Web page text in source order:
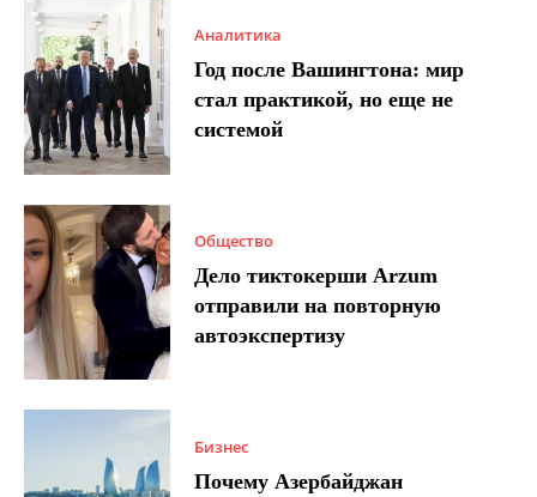
Аналитика
Год после Вашингтона: мир
стал практикой, но еще не
системой
Общество
Дело тиктокерши Arzum
отправили на повторную
автоэкспертизу
Бизнес
Почему Азербайджан